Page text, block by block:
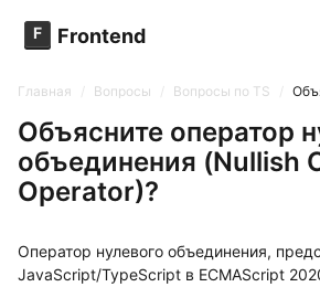
F Frontend
Тренажер
Тесты
Задачи
Главная Вопросы Вопросы по TS
Объясните оператор
объединения (Nullish
Operator)?
Оператор нулевого объединения,
JavaScript/TypeScript в ECMAScript